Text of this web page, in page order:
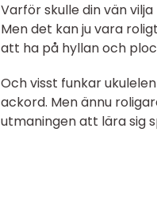
Varför skulle din vän
Men det kan ju vara
att ha på hyllan och
Och visst funkar
ackord. Men ännu
utmaningen att lära sig